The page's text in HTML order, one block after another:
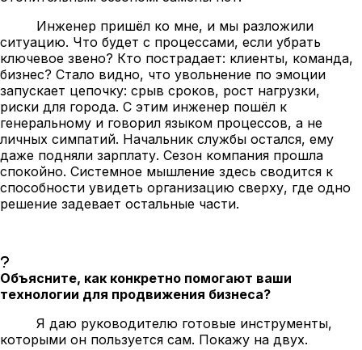
Инженер пришёл ко мне, и мы разложили
ситуацию. Что будет с процессами, если убрать
ключевое звено? Кто пострадает: клиенты, команда,
бизнес? Стало видно, что увольнение по эмоции
запускает цепочку: срыв сроков, рост нагрузки,
риски для города. С этим инженер пошёл к
генеральному и говорил языком процессов, а не
личных симпатий. Начальник службы остался, ему
даже подняли зарплату. Сезон компания прошла
спокойно. Системное мышление здесь сводится к
способности увидеть организацию сверху, где одно
решение задевает остальные части.
Объясните, как конкретно помогают ваши
технологии для продвижения бизнеса?
Я даю руководителю готовые инструменты,
которыми он пользуется сам. Покажу на двух.